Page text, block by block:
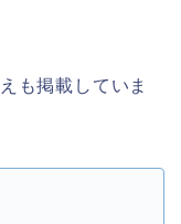
も掲載していま